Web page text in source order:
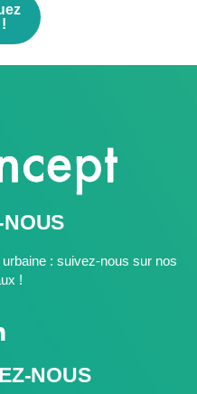
NOUS
: suivez-nous sur nos
!
NOUS